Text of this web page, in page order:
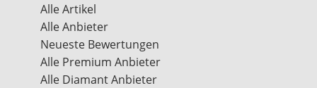
Alle Artikel
Alle Anbieter
Neueste Bewertungen
Alle Premium Anbieter
Alle Diamant Anbieter